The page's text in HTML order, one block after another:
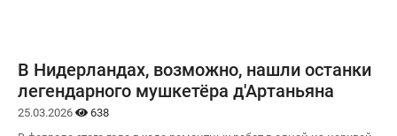
В Нидерландах, возможно, нашли останки
легендарного мушкетёра д'Артаньяна
25.03.2026
638